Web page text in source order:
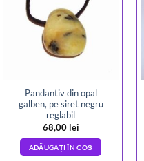
Pandantiv din opal
galben, pe siret negru
reglabil
68,00 lei
ADĂUGAȚI ÎN COȘ